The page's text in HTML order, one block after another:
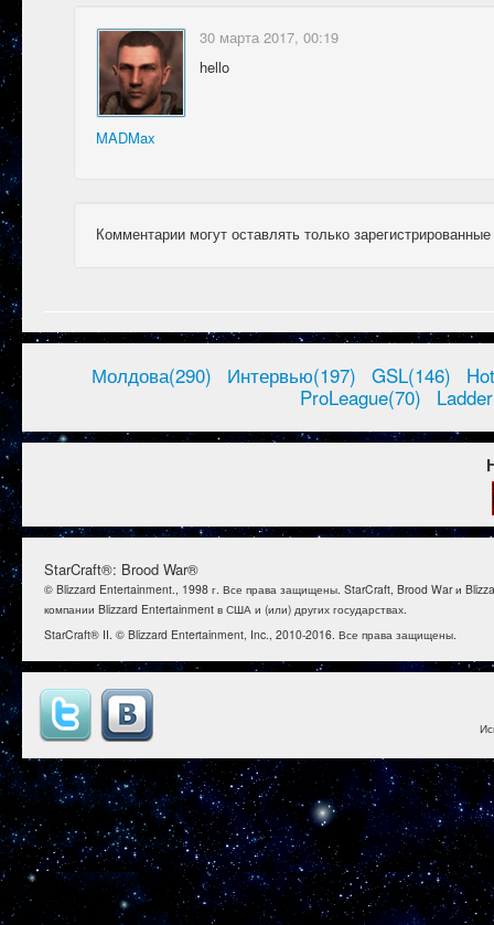
MADMax
30 марта 2017, 00:19
hello
Комментарии могут оставлять только
Молдова(290) Интервью(197) GSL(146)
ProLeague(70)
StarCraft®: Brood War®
© Blizzard Entertainment., 1998 г. Все права защищены. StarCraft, Brood War и
компании Blizzard Entertainment в США и (или) других государствах.
StarCraft® II. © Blizzard Entertainment, Inc., 2010-2016. Все права защищены.